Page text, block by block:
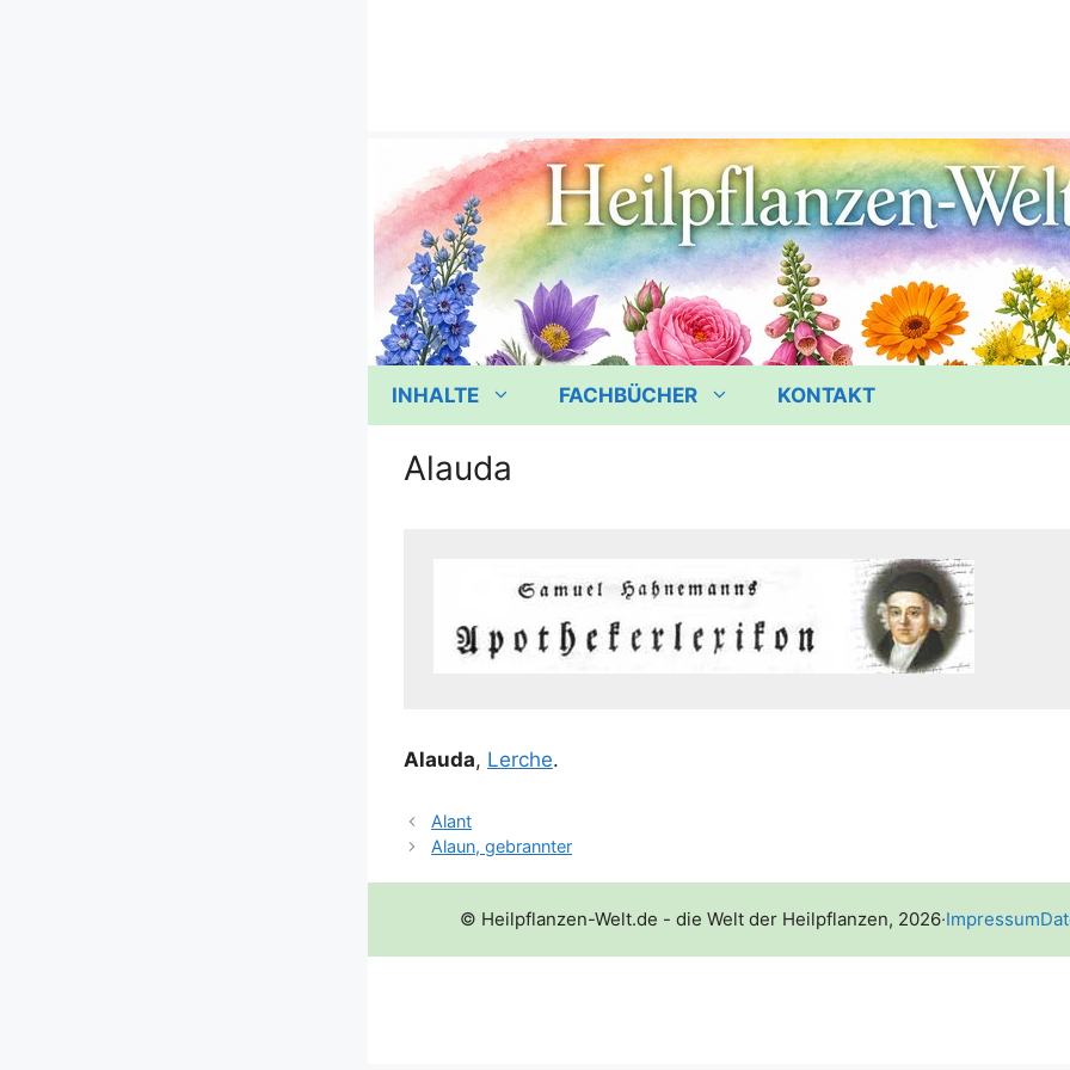
INHALTE FACHBÜCHER KONTAKT
Alauda
Alau­da, Ler­che.
Alant
Alaun, gebrannter
© Heilpflanzen-Welt.de - die Welt der Heilpflanzen, 2026·Impressum